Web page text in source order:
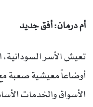
أم درمان: أفق جديد
تعيش الأسر السودانية،
أوضاعاً معيشية صعبة
الأسواق والخدمات